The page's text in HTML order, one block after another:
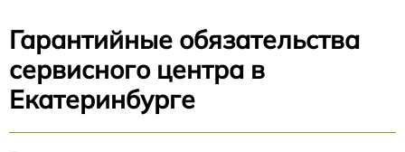
Гарантийные обязательства
сервисного центра в
Екатеринбурге